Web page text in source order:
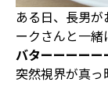
ある日、長男
ークさんと一緒
バターーーーー
突然視界が真っ